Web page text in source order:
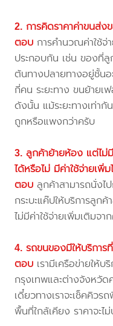
2. การคิดราคาค่าขนส่ง
ตอบ การคำนวณค่าใช้จ่
ประกอบกัน เช่น ของที่ลู
ต้นทางปลายทางอยู่ชั้นอ
กี่คน ระยะทาง ขนย้ายเ
ดังนั้น แม้ระยะทางเท่า
ถูกหรือแพงกว่าครับ
3. ลูกค้าย้ายห้อง แต่ไ
ได้หรือไม่ มีค่าใช้จ่ายเพิ่
ตอบ ลูกค้าสามารถนั่งไ
กระบะแค๊ปให้บริการลูก
ไม่มีค่าใช้จ่ายเพิ่มเติมจ
4. รถขนของมีให้บริการ
ตอบ เรามีเครือข่ายให้
กรุงเทพและต่างจังหวั
เดี๋ยวทางเราจะเช็คคิว
พื้นที่ใกล้เคียง ราคาจะไ